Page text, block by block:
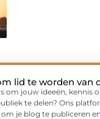
lid te worden van
om jouw ideeën, kennis
te delen? Ons
je blog te publiceren